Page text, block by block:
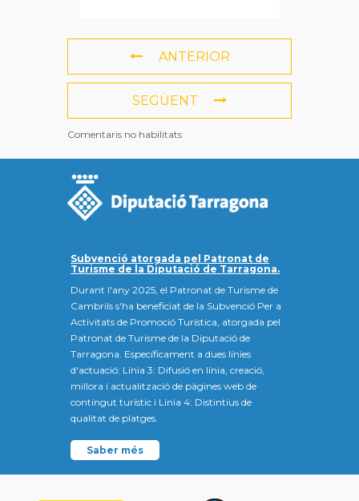
ANTERIOR
SEGÜENT
Comentaris no habilitats
Subvenció atorgada pel Patronat de
Turisme de la Diputació de Tarragona.
Durant l'any 2025, el Patronat de Turisme de
Cambrils s'ha beneficiat de la Subvenció Per a
Activitats de Promoció Turística, atorgada pel
Patronat de Turisme de la Diputació de
Tarragona. Específicament a dues línies
d'actuació: Línia 3: Difusió en línia, creació,
millora i actualització de pàgines web de
contingut turístic i Línia 4: Distintius de
qualitat de platges.
Saber més